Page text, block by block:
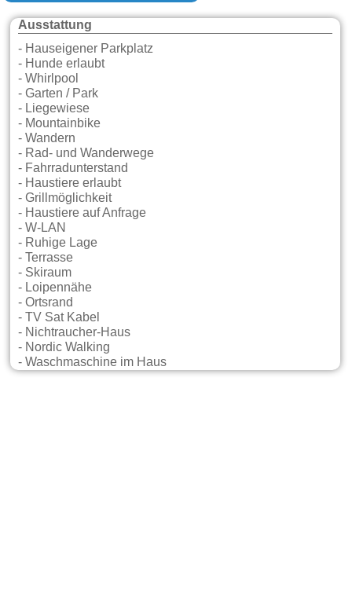
Ausstattung
- Hauseigener Parkplatz
- Hunde erlaubt
- Whirlpool
- Garten / Park
- Liegewiese
- Mountainbike
- Wandern
- Rad- und Wanderwege
- Fahrradunterstand
- Haustiere erlaubt
- Grillmöglichkeit
- Haustiere auf Anfrage
- W-LAN
- Ruhige Lage
- Terrasse
- Skiraum
- Loipennähe
- Ortsrand
- TV Sat Kabel
- Nichtraucher-Haus
- Nordic Walking
- Waschmaschine im Haus